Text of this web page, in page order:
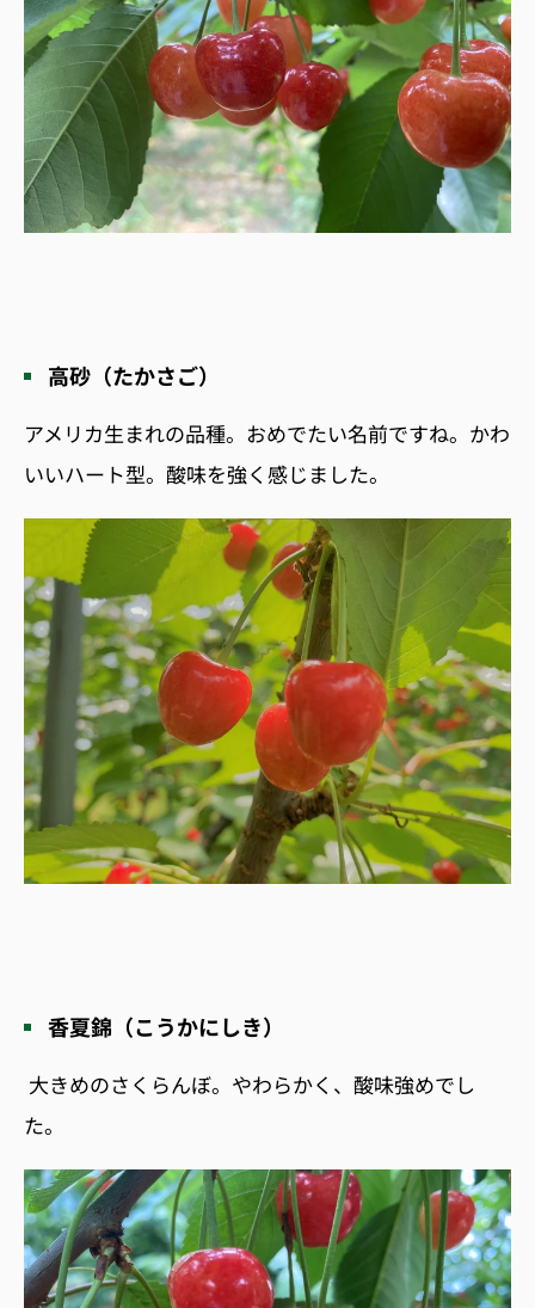
高砂（たかさご）
アメリカ生まれの品種。おめでたい名前ですね。かわ
いいハート型。酸味を強く感じました。
香夏錦（こうかにしき）
大きめのさくらんぼ。やわらかく、酸味強めでし
た。